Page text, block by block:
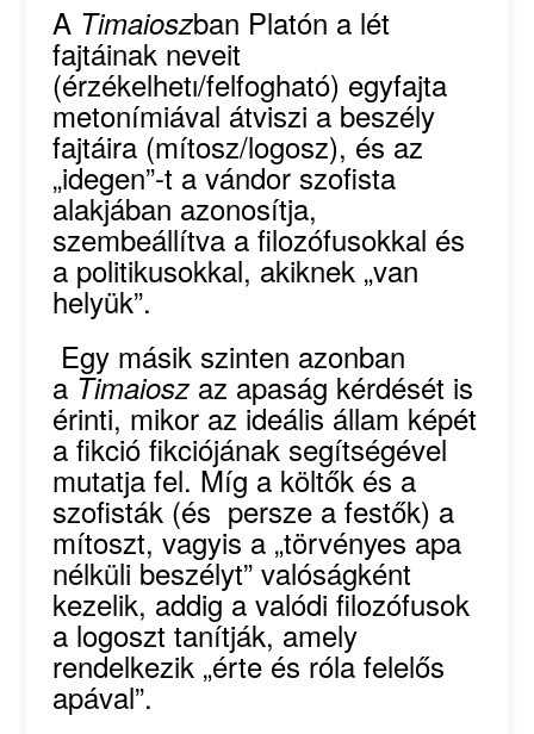
A Timaioszban Platón a lét
fajtáinak neveit
(érzékelhetı/felfogható) egyfajta
metonímiával átviszi a beszély
fajtáira (mítosz/logosz), és az
„idegen”-t a vándor szofista
alakjában azonosítja,
szembeállítva a filozófusokkal és
a politikusokkal, akiknek „van
helyük”.
Egy másik szinten azonban
a Timaiosz az apaság kérdését is
érinti, mikor az ideális állam képét
a fikció fikciójának segítségével
mutatja fel. Míg a költők és a
szofisták (és persze a festők) a
mítoszt, vagyis a „törvényes apa
nélküli beszélyt” valóságként
kezelik, addig a valódi filozófusok
a logoszt tanítják, amely
rendelkezik „érte és róla felelős
apával”.